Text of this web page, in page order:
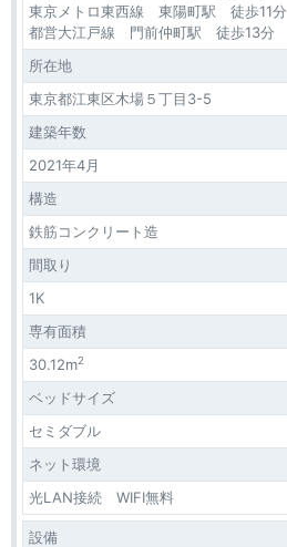
東京メトロ東西線 東陽町駅 徒歩11分
都営大江戸線 門前仲町駅 徒歩13分
所在地
東京都江東区木場５丁目3-5
建築年数
2021年4月
構造
鉄筋コンクリート造
間取り
1K
専有面積
30.12m2
ベッドサイズ
セミダブル
ネット環境
光LAN接続 WIFI無料
設備